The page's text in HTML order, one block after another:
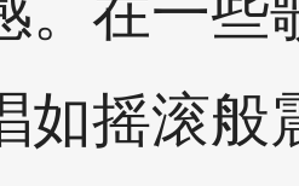
如摇滚般